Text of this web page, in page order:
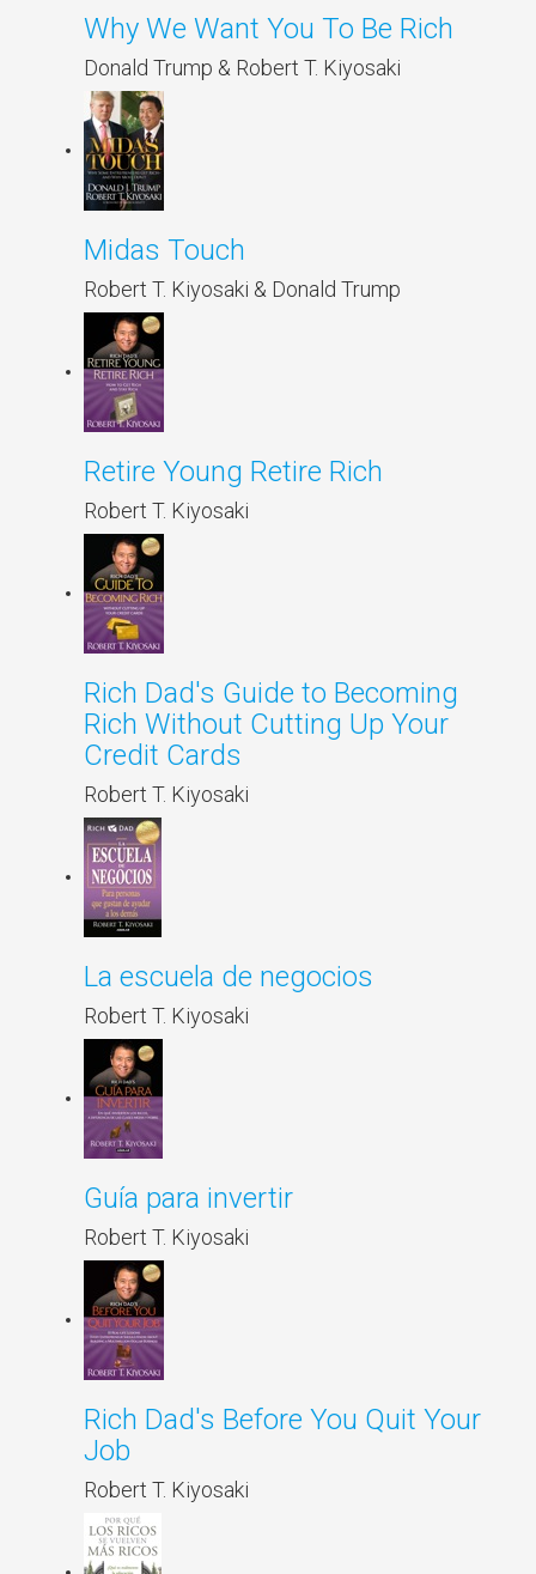
Why We Want You To Be Rich
Donald Trump & Robert T. Kiyosaki
Midas Touch
Robert T. Kiyosaki & Donald Trump
Retire Young Retire Rich
Robert T. Kiyosaki
Rich Dad's Guide to Becoming
Rich Without Cutting Up Your
Credit Cards
Robert T. Kiyosaki
La escuela de negocios
Robert T. Kiyosaki
Guía para invertir
Robert T. Kiyosaki
Rich Dad's Before You Quit Your
Job
Robert T. Kiyosaki